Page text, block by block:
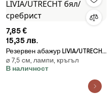
7,85 €
15,35 лв.
Резервен абажур LIVIA/UTRECHT
бял/сребрист
⌀ 7,5 cм, лампи, кръгъл
В наличност